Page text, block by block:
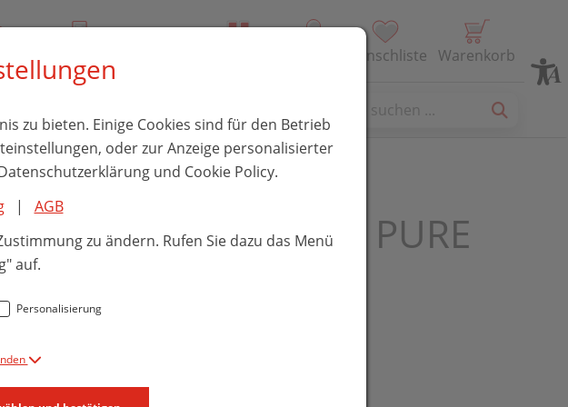
Wunschliste Warenkorb
PANACEO SPORT PURE
zu bieten. Einige Cookies sind für den Betrieb
oder zur Anzeige personalisierter
und Cookie Policy.
| AGB
zu ändern. Rufen Sie dazu das Menü
auf.
Personalisierung